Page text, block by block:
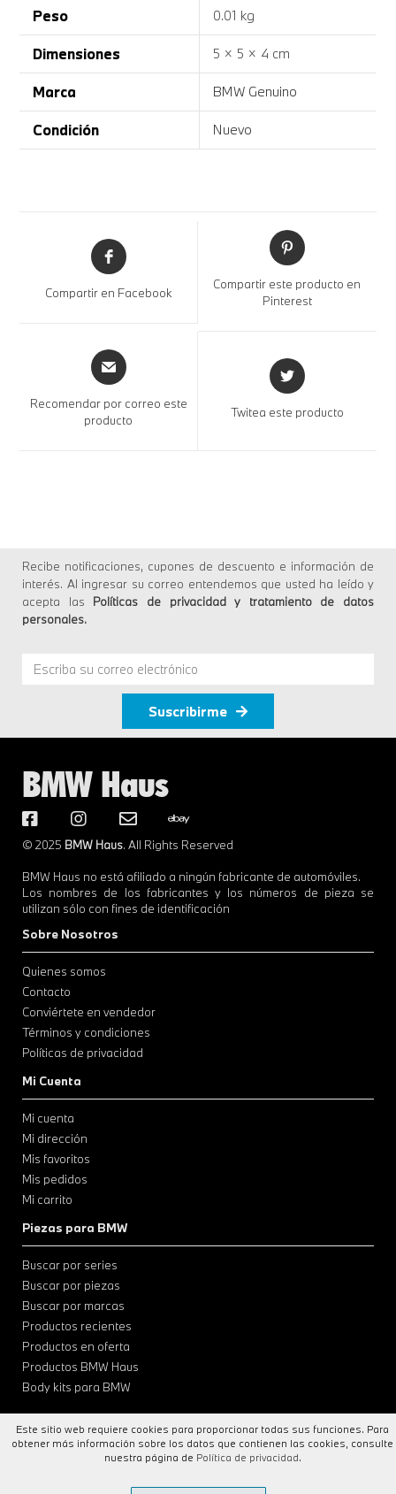
Peso 0.01 kg
Dimensiones 5 × 5 × 4 cm
Marca BMW Genuino
Condición Nuevo
Compartir en Facebook
Compartir este producto en
Pinterest
Recomendar por correo este
producto
Twitea este producto
Recibe notificaciones, cupones de descuento e información de
interés. Al ingresar su correo entendemos que usted ha leído y
acepta las Políticas de privacidad y tratamiento de datos
personales.
Suscribirme
BMW Haus
© 2025 BMW Haus. All Rights Reserved
BMW Haus no está afiliado a ningún fabricante de automóviles.
Los nombres de los fabricantes y los números de pieza se
utilizan sólo con fines de identificación
Sobre Nosotros
Quienes somos
Contacto
Conviértete en vendedor
Términos y condiciones
Políticas de privacidad
Mi Cuenta
Mi cuenta
Mi dirección
Mis favoritos
Mis pedidos
Mi carrito
Piezas para BMW
Buscar por series
Buscar por piezas
Buscar por marcas
Productos recientes
Productos en oferta
Productos BMW Haus
Body kits para BMW
Este sitio web requiere cookies para proporcionar todas sus funciones. Para
obtener más información sobre los datos que contienen las cookies, consulte
nuestra página de Política de privacidad.